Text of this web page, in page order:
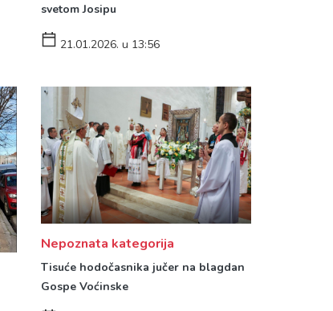
svetom Josipu
21.01.2026. u 13:56
Nepoznata kategorija
Tisuće hodočasnika jučer na blagdan
Gospe Voćinske